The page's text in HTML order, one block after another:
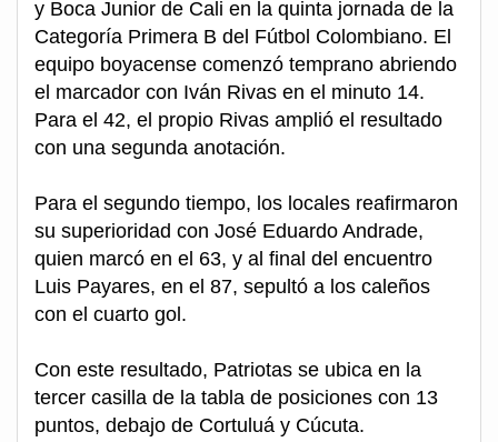
y Boca Junior de Cali en la quinta jornada de la
Categoría Primera B del Fútbol Colombiano. El
equipo boyacense comenzó temprano abriendo
el marcador con Iván Rivas en el minuto 14.
Para el 42, el propio Rivas amplió el resultado
con una segunda anotación.
Para el segundo tiempo, los locales reafirmaron
su superioridad con José Eduardo Andrade,
quien marcó en el 63, y al final del encuentro
Luis Payares, en el 87, sepultó a los caleños
con el cuarto gol.
Con este resultado, Patriotas se ubica en la
tercer casilla de la tabla de posiciones con 13
puntos, debajo de Cortuluá y Cúcuta.